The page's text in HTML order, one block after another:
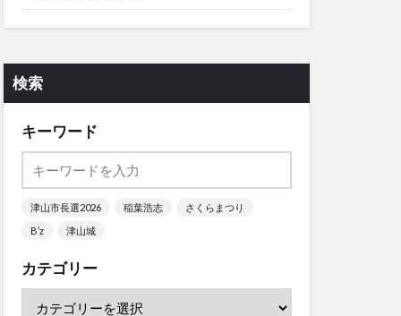
検索
キーワード
津山市長選2026 稲葉浩志
さくらまつり
B’z
津山城
カテゴリー